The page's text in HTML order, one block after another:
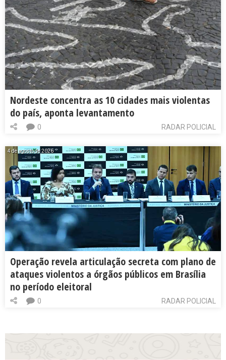
Nordeste concentra as 10 cidades mais violentas
do país, aponta levantamento
RADAR POLICIAL
0
4 de agosto de 2026
Operação revela articulação secreta com plano de
ataques violentos a órgãos públicos em Brasília
no período eleitoral
RADAR POLICIAL
0